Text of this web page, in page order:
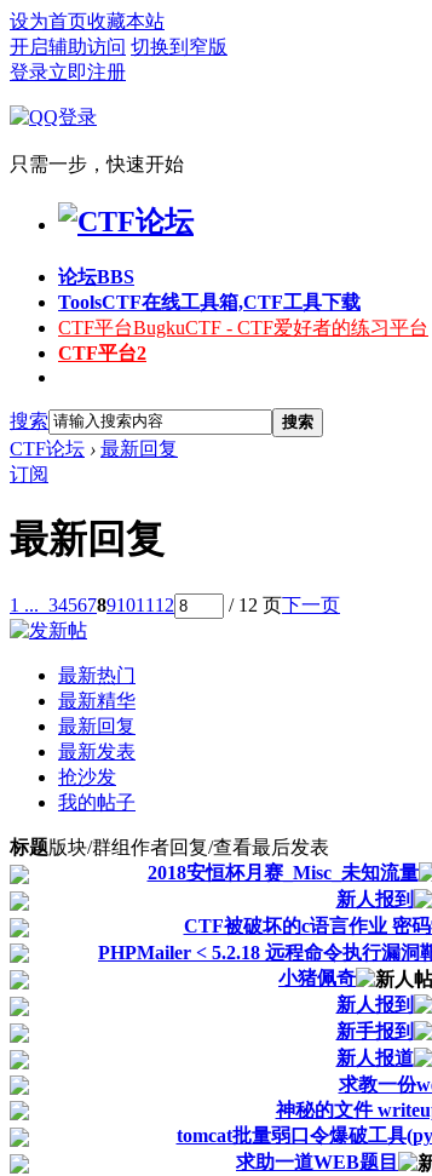
设为首页收藏本站
开启辅助访问 切换到窄版
登录立即注册
只需一步，快速开始
论坛BBS
ToolsCTF在线工具箱,CTF工具下载
CTF平台BugkuCTF - CTF爱好者的练习平台
CTF平台2
搜索 搜索
CTF论坛 › 最新回复
订阅
最新回复
1 ... 34567891011 12 / 12 页下一页
最新热门
最新精华
最新回复
最新发表
抢沙发
我的帖子
标题版块/群组作者回复/查看最后发表
2018安恒杯月赛_Misc_未知流量
新人报到
CTF被破坏的c语言作业 密
PHPMailer < 5.2.18 远程命令执行漏洞
小猪佩奇
新人报到
新手报到
新人报道
求教一份
神秘的文件
tomcat批量弱口令爆破工具
求助一道WEB题目